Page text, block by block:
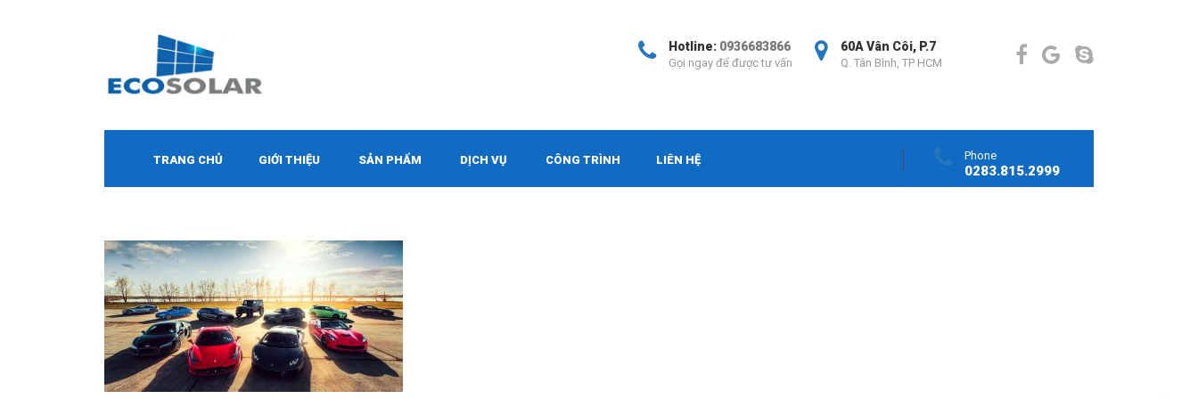
60A Vân Côi, P.7
Q. Tân Bình, TP HCM
Hotline: 0936683866
Gọi ngay để được tư vấn
TRANG CHỦ GIỚI THIỆU SẢN PHẨM DỊCH VỤ CÔNG TRÌNH LIÊN HỆ Phone
0283.815.2999